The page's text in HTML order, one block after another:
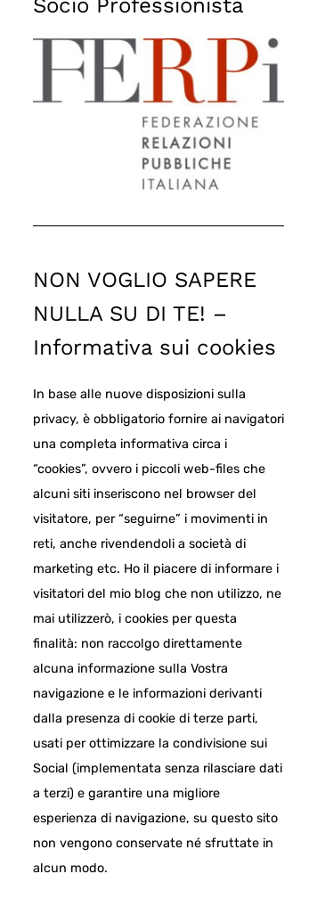
Socio Professionista
NON VOGLIO SAPERE
NULLA SU DI TE! –
Informativa sui cookies
In base alle nuove disposizioni sulla
privacy, è obbligatorio fornire ai navigatori
una completa informativa circa i
“cookies”, ovvero i piccoli web-files che
alcuni siti inseriscono nel browser del
visitatore, per “seguirne” i movimenti in
reti, anche rivendendoli a società di
marketing etc. Ho il piacere di informare i
visitatori del mio blog che non utilizzo, ne
mai utilizzerò, i cookies per questa
finalità: non raccolgo direttamente
alcuna informazione sulla Vostra
navigazione e le informazioni derivanti
dalla presenza di cookie di terze parti,
usati per ottimizzare la condivisione sui
Social (implementata senza rilasciare dati
a terzi) e garantire una migliore
esperienza di navigazione, su questo sito
non vengono conservate né sfruttate in
alcun modo.